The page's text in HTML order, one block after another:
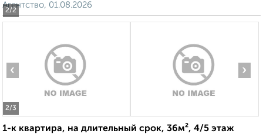
2/2
Агентство, 01.08.2026
2/3
‹ ›
1-к квартира, на длительный срок, 36м², 4/5 этаж